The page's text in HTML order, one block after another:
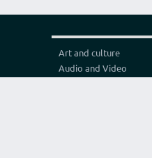
Art and culture
Audio and Video